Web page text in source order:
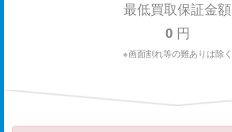
最低買取保証金額
0円
※画面割れ等の難ありは除く